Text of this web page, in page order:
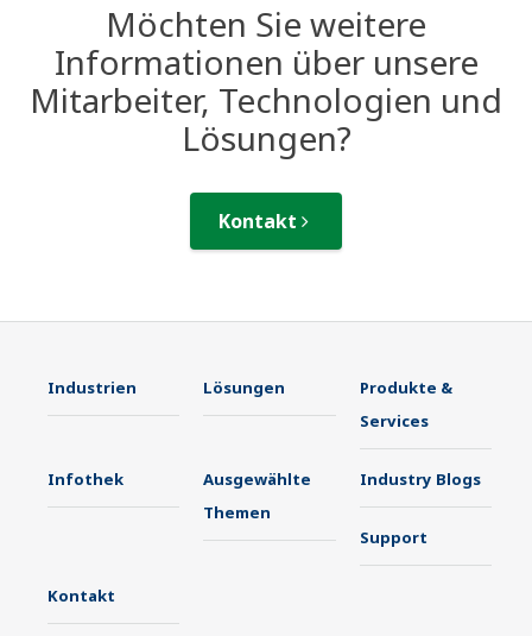
Möchten Sie weitere
Informationen über unsere
Mitarbeiter, Technologien und
Lösungen?
Kontakt
Industrien Lösungen
Produkte &
Services
Infothek
Ausgewählte
Themen
Industry Blogs
Support
Kontakt